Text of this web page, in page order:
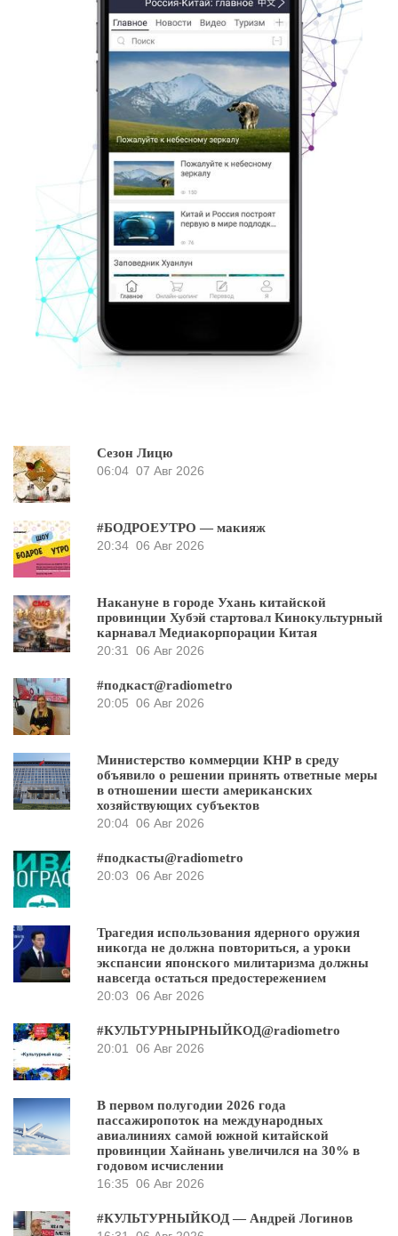
Сезон Лицю
06:04 07 Авг 2026
#БОДРОЕУТРО — макияж
20:34 06 Авг 2026
Накануне в городе Ухань китайской
провинции Хубэй стартовал Кинокультурный
карнавал Медиакорпорации Китая
20:31
06 Авг 2026
#подкаст@radiometro
20:05 06 Авг 2026
Министерство коммерции КНР в среду
объявило о решении принять ответные меры
в отношении шести американских
хозяйствующих субъектов
20:04 06 Авг 2026
#подкасты@radiometro
20:03 06 Авг 2026
Трагедия использования ядерного оружия
никогда не должна повториться, а уроки
экспансии японского милитаризма должны
навсегда остаться предостережением
20:03 06 Авг 2026
#КУЛЬТУРНЫРНЫЙКОД@radiometro
20:01
06 Авг 2026
В первом полугодии 2026 года
пассажиропоток на международных
авиалиниях самой южной китайской
провинции Хайнань увеличился на 30% в
годовом исчислении
16:35 06 Авг 2026
#КУЛЬТУРНЫЙКОД — Андрей Логинов